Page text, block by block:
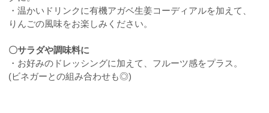
・温かいドリンクに有機アガベ生姜コーディアルを加えて、
りんごの風味をお楽しみください。
〇サラダや調味料に
・お好みのドレッシングに加えて、フルーツ感をプラス。
(ビネガーとの組み合わせも◎)